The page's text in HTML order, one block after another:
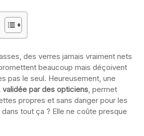
des verres jamais vraiment nets
beaucoup mais déçoivent
pas le seul. Heureusement, une
par des opticiens, permet
propres et sans danger pour les
tout ça ? Elle ne coûte presque